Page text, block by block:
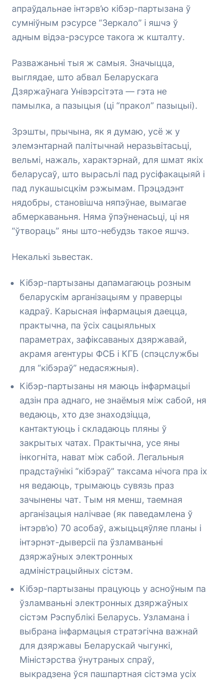
апраўдальнае інтэрв’ю кібэр-партызана ў
сумніўным рэсурсе “Зеркало” і яшчэ ў
адным відэа-рэсурсе такога ж кшталту.
Разважаньні тыя ж самыя. Значыцца,
выглядае, што абвал Беларускага
Дзяржаўнага Унівэрсітэта — гэта не
памылка, а пазыцыя (ці “пракол” пазыцыі).
Зрэшты, прычына, як я думаю, усё ж у
элемэнтарнай палітычнай неразьвітасьці,
вельмі, нажаль, характэрнай, для шмат якіх
беларусаў, што вырасьлі пад русіфакацыяй і
пад лукашысцкім рэжымам. Прэцэдэнт
нядобры, становішча няпэўнае, вымагае
абмеркаваньня. Няма ўпэўненасьці, ці ня
“ўтвораць” яны што-небудзь такое яшчэ.
Некалькі зьвестак.
Кібэр-партызаны дапамагаюць розным
беларускім арганізацыям у праверцы
кадраў. Карысная інфармацыя даецца,
практычна, па ўсіх сацыяльных
параметрах, зафіксаваных дзяржавай,
акрамя агентуры ФСБ і КГБ (спэцслужбы
для “кібэраў” недасяжныя).
Кібэр-партызаны ня маюць інфармацыі
адзін пра аднаго, не знаёмыя між сабой, ня
ведаюць, хто дзе знаходзіцца,
кантактуюць і складаюць пляны ў
закрытых чатах. Практычна, усе яны
інкогніта, нават між сабой. Легальныя
прадстаўнікі “кібэраў” таксама нічога пра іх
ня ведаюць, трымаюць сувязь праз
зачынены чат. Тым ня менш, таемная
арганізацыя налічвае (як паведамлена ў
інтэрв’ю) 70 асобаў, ажыцьцяўляе планы і
інтэрнэт-дыверсіі па ўзламваньні
дзяржаўных электронных
адміністрацыйных сістэм.
Кібэр-партызаны працуюць у асноўным па
ўзламваньні электронных дзяржаўных
сістэм Рэспублікі Беларусь. Узламана і
выбрана інфармацыя стратэгічна важнай
для дзяржавы Беларускай чыгункі,
Міністэрства ўнутраных спраў,
выкрадзена ўся пашпартная сістэма усіх